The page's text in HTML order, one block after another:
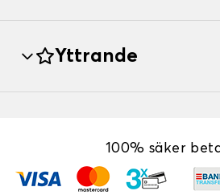
Yttrande
100% säker